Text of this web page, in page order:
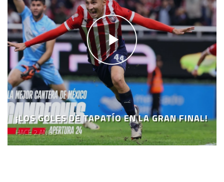
¡LOS GOLES DE TAPATÍO EN LA GRAN FINAL!
HACE 2 AÑOS